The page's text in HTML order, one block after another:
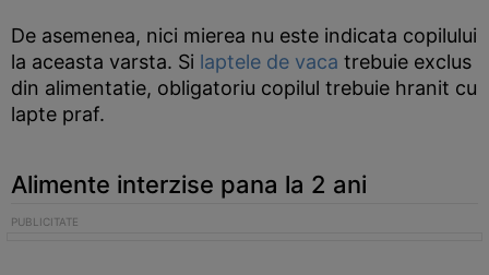
De asemenea, nici mierea nu este indicata copilului
la aceasta varsta. Si laptele de vaca trebuie exclus
din alimentatie, obligatoriu copilul trebuie hranit cu
lapte praf.
Alimente interzise pana la 2 ani